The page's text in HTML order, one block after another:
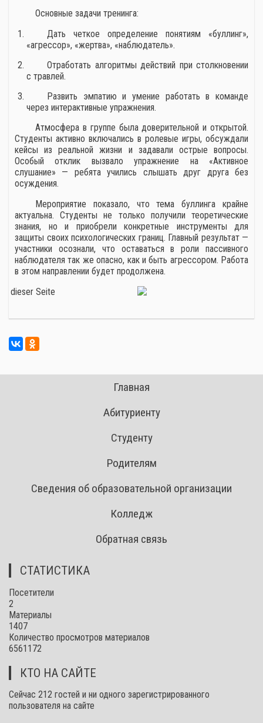
Основные задачи тренинга:
Дать четкое определение понятиям «буллинг»,
«агрессор», «жертва», «наблюдатель».
Отработать алгоритмы действий при столкновении
с травлей.
Развить эмпатию и умение работать в команде
через интерактивные упражнения.
Атмосфера в группе была доверительной и открытой.
Студенты активно включались в ролевые игры, обсуждали
кейсы из реальной жизни и задавали острые вопросы.
Особый отклик вызвало упражнение на «Активное
слушание» — ребята учились слышать друг друга без
осуждения.
Мероприятие показало, что тема буллинга крайне
актуальна. Студенты не только получили теоретические
знания, но и приобрели конкретные инструменты для
защиты своих психологических границ. Главный результат —
участники осознали, что оставаться в роли пассивного
наблюдателя так же опасно, как и быть агрессором. Работа
в этом направлении будет продолжена.
Главная
Абитуриенту
Студенту
Родителям
Сведения об образовательной организации
Колледж
Обратная связь
СТАТИСТИКА
Посетители
2
Материалы
1407
Количество просмотров материалов
6561172
КТО НА САЙТЕ
Сейчас 212 гостей и ни одного зарегистрированного
пользователя на сайте